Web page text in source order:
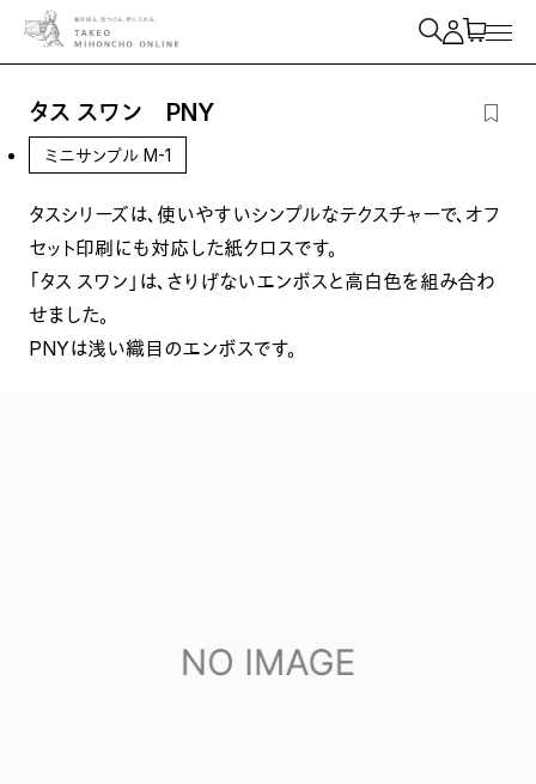
紙を検索
タス スワン PNY
ミニサンプル M-1
タスシリーズは、使いやすいシンプルなテクスチャーで、オフ
セット印刷にも対応した紙クロスです。
「タス スワン」は、さりげないエンボスと高白色を組み合わ
せました。
PNYは浅い織目のエンボスです。